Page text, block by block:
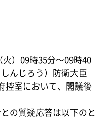
）09時35分～09時40
んじろう）防衛大臣
控室において、閣議後
の質疑応答は以下のと